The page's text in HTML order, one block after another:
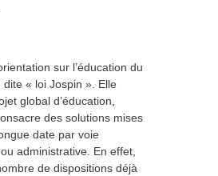
sur l’éducation du
dite « loi Jospin ». Elle
global d’éducation,
des solutions mises
date par voie
administrative. En effet,
de dispositions déjà